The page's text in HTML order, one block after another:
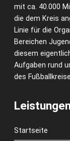
mit ca. 40.000
die dem Kreis
Linie für die
Bereichen
diesem
Aufgaben rund
des
Startseite